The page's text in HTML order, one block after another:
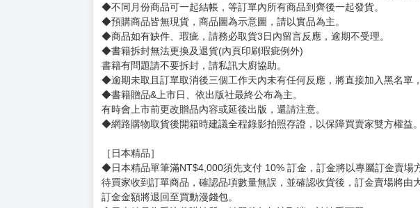
賣場規則
【下標前，請詳閱以下事項，完全同意才請下標，下標後視同完全同意】
［一般商品］
◆有任何問題請聯繫客服。
用評價溝通者，日後將不再提供購書服務，請另尋其他店家，謝謝。
◆不同月份商品可一起結帳，等訂單內所有商品到齊後一起發貨。
◆預購商品皆無現貨，商品圖為示意圖，請以實品為主。
◆商品如有缺件、瑕疵，請務必取貨3日內留言反應，逾期不受理。
◆書籍拆封無法更換及退貨(內頁印刷瑕疵例外)